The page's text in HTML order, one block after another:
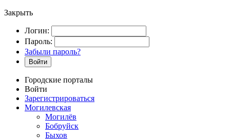
Закрыть
Логин:
Пароль:
Забыли пароль?
Войти
Городские порталы
Войти
Зарегистрироваться
Могилевская
Могилёв
Бобруйск
Быхов